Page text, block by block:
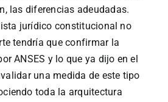
las diferencias adeudadas.
jurídico constitucional no
tendría que confirmar la
ANSES y lo que ya dijo en el
una medida de este tipo
toda la arquitectura